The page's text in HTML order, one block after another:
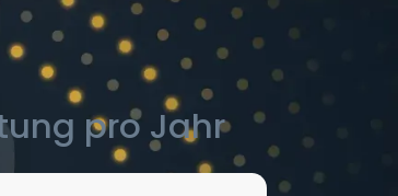
pro Jahr